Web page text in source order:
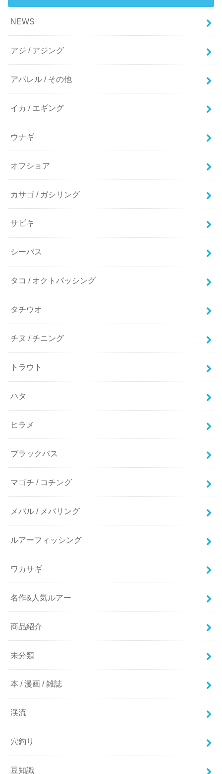
NEWS
アジ / アジング
アパレル / その他
イカ / エギング
ウナギ
オフショア
カサゴ / ガシリング
サビキ
シーバス
タコ / オクトパッシング
タチウオ
チヌ / チニング
トラウト
ハタ
ヒラメ
ブラックバス
マゴチ / コチング
メバル / メバリング
ルアーフィッシング
ワカサギ
名作&人気ルアー
商品紹介
未分類
本 / 漫画 / 雑誌
渓流
穴釣り
豆知識